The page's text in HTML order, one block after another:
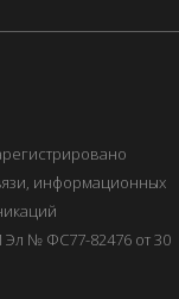
информационных
№ ФС77-82476 от 30